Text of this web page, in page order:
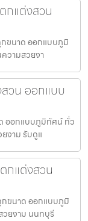
กแต่งสวน
ขนาด ออกแบบภูมิ
วามสวยงา
วน ออกแบบ
ออกแบบภูมิทัศน์ ทั่ว
งาม รับดูแ
กแต่งสวน
ขนาด ออกแบบภูมิ
วยงาม นนทบุรี